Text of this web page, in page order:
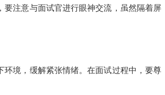
注意与面试官进行眼神交流，虽然隔着屏
境，缓解紧张情绪。在面试过程中，要尊